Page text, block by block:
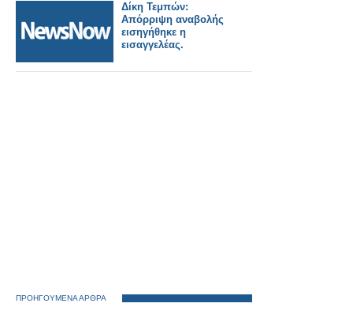
Δίκη Τεμπών:
Απόρριψη αναβολής
εισηγήθηκε η
εισαγγελέας.
ΠΡΟΗΓΟΥΜΕΝΑ ΑΡΘΡΑ